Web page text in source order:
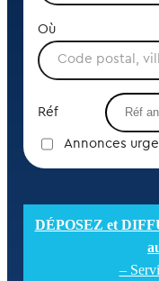
Où
Réf
Annonces
DÉPOSEZ et
–